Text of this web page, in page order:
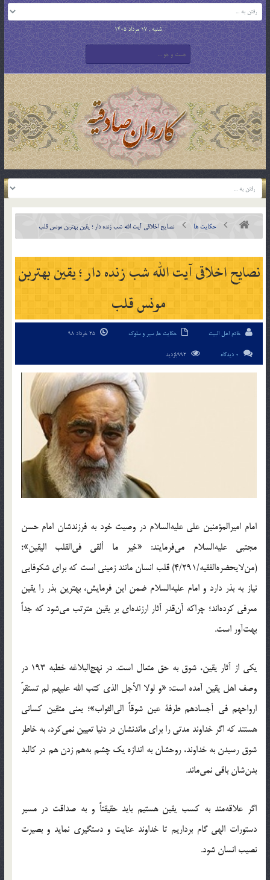
شنبه , 17 مرداد 1405
حکایت ها نصایح اخلاقی آیت الله شب زنده دار ؛ یقین بهتربن مونس قلب
نصایح اخلاقی آیت الله شب زنده دار ؛ یقین بهتربن
مونس قلب
خادم اهل البیت حکایت ها,سیر و سلوک
0 دیدگاه
امام امیرالمؤمنین علی‌ علیه‌السلام در وصیت خود به فرزندشان امام حسن
مجتبی‌ علیه‌السلام می‌فرمایند: «خیر ما ألقی فی‌القلب الیقین»؛
(من‌لایحضره‌الفقیه/4/291) قلب انسان مانند زمینی است که برای شکوفایی
نیاز به بذر دارد و امام‌ علیه‌السلام ضمن این فرمایش، بهترین بذر را یقین
معرفی کرده‌اند؛ چراکه آن‌قدر آثار ارزنده‌ای بر یقین مترتب می‌شود که جداً
بهت‌آور است.
یکی از آثار یقین، شوق به حق متعال است. در نهج‌البلاغه خطبه 193 در
وصف‌ اهل ‌یقین آمده است: «و لولا الأجل الذی کتب الله علیهم لم تستقرّ
ارواحهم فی أجسادهم طرفة عین شوقاً الی‌الثواب»؛ یعنی متقین کسانی
هستند که اگر خداوند مدتی را برای ماندنشان در دنیا تعیین نمی‌کرد، به خاطر
شوق رسیدن به خداوند، روحشان به اندازه یک چشم به‌هم زدن هم در کالبد
بدن‌شان باقی نمی‌ماند.
اگر علاقه‌مند به کسب یقین هستیم باید حقیقتاً و به صداقت در مسیر
دستورات الهی گام برداریم تا خداوند عنایت و دستگیری نماید و بصیرت
نصیب انسان شود.